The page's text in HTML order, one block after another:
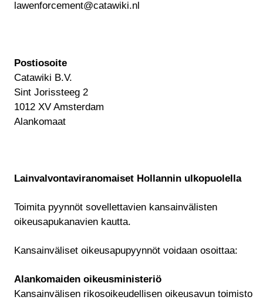
lawenforcement@catawiki.nl
Postiosoite
Catawiki B.V.
Sint Jorissteeg 2
1012 XV Amsterdam
Alankomaat
Lainvalvontaviranomaiset Hollannin ulkopuolella
Toimita pyynnöt sovellettavien kansainvälisten
oikeusapukanavien kautta.
Kansainväliset oikeusapupyynnöt voidaan osoittaa:
Alankomaiden oikeusministeriö
Kansainvälisen rikosoikeudellisen oikeusavun toimisto